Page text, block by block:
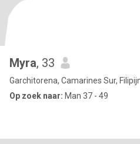
Myra, 33
Garchitorena, Camarines Sur,
Op zoek naar: Man 37 - 49